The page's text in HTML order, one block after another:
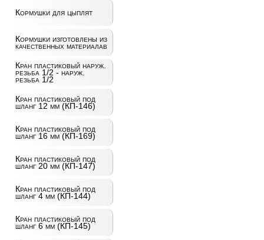
Кормушки для цыплят
Кормушки изготовлены из
качественных материалав
Кран пластиковый наруж.
резьба 1/2 - наруж.
резьба 1/2
Кран пластиковый под
шланг 12 мм (КП-146)
Кран пластиковый под
шланг 16 мм (КП-169)
Кран пластиковый под
шланг 20 мм (КП-147)
Кран пластиковый под
шланг 4 мм (КП-144)
Кран пластиковый под
шланг 6 мм (КП-145)